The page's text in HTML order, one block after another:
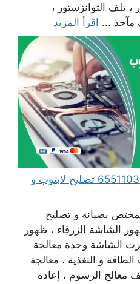
تلف التوانزستور ،
مآخذ ... اقرأ المزيد
مهندس كمبيوتر الضباعية 65511033 تصليح لابتوب و
بصيانة و تصليح
الشاشة الزرقاء ، ظهور
الشاشة وحدة معالجة
و التغذية ، معالجة
معالج الرسوم ، إعادة